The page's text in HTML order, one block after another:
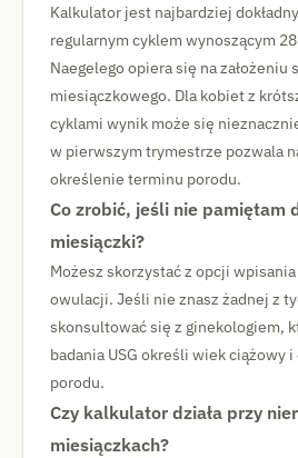
Kalkulator jest najbardziej
regularnym cyklem wynoszącym 28
Naegelego opiera się na założeniu
miesiączkowego. Dla kobiet z
cyklami wynik może się
w pierwszym trymestrze pozwala
określenie terminu porodu.
Co zrobić, jeśli nie pamiętam
miesiączki?
Możesz skorzystać z opcji
owulacji. Jeśli nie znasz żadnej z
skonsultować się z ginekologiem,
badania USG określi wiek ciążowy
porodu.
Czy kalkulator działa przy
miesiączkach?